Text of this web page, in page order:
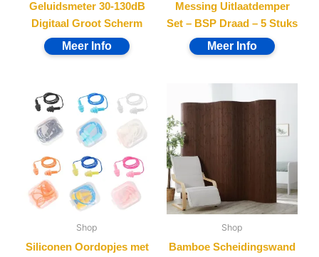
Geluidsmeter 30-130dB
Digitaal Groot Scherm
Messing Uitlaatdemper
Set – BSP Draad – 5 Stuks
Shop
Siliconen Oordopjes met
Shop
Bamboe Scheidingswand